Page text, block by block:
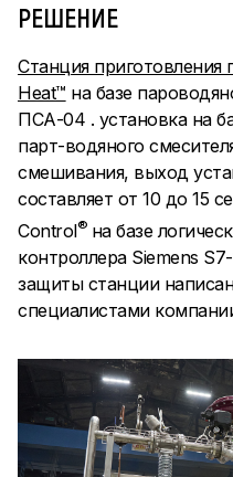
РЕШЕНИЕ
Станция приготовления
Heat™ на базе
ПСА-04 . установка на
парт-водяного
смешивания, выход
составляет от 10 до 15
Control® на базе
контроллера Siemens
защиты станции
специалистами